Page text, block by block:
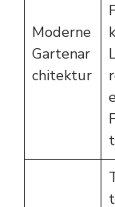
Moderne
Gartenar
chitektur